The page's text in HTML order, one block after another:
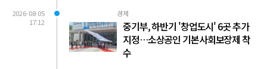
2026-08-05
17:12
경제
중기부, 하반기 '창업도시' 6곳 추가
지정…소상공인 기본사회보장제 착
수